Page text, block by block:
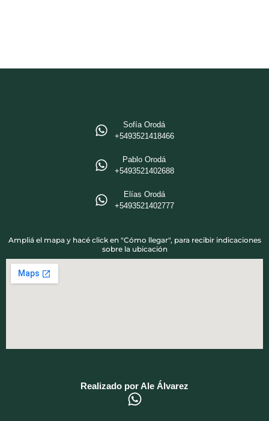
Sofía Orodá
+5493521418466‬
Pablo Orodá
‪+5493521402688‬
Elías Orodá
‪+5493521402777
Ampliá el mapa y hacé click en "Cómo llegar", para recibir indicaciones
sobre la ubicación
Realizado por Ale Álvarez